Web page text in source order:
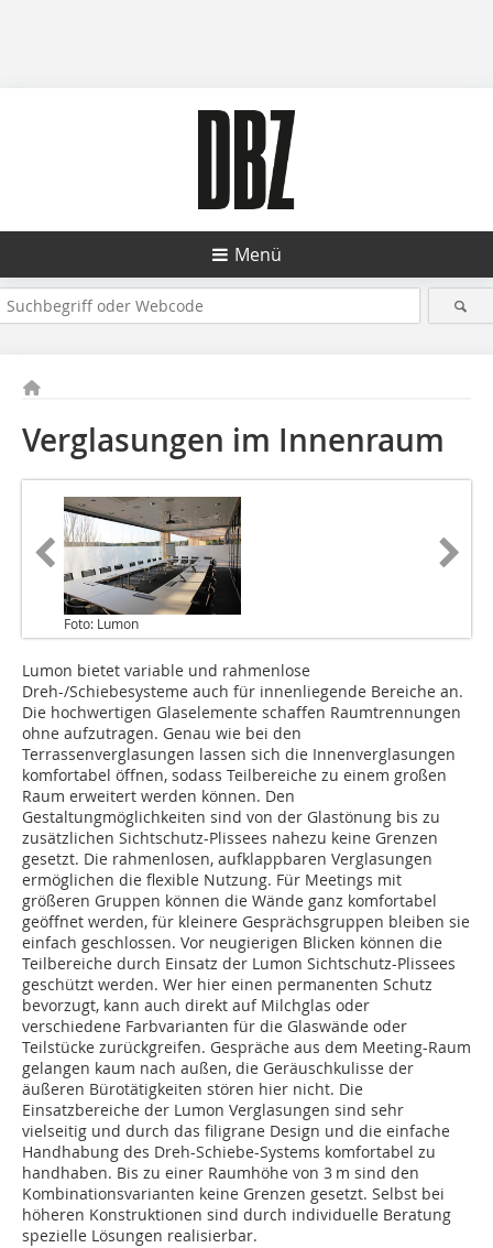
Menü
Verglasungen im Innenraum
Foto: Lumon
Lumon bietet variable und rahmenlose
Dreh-/Schiebesysteme auch für innenliegende Bereiche an.
Die hochwertigen Glaselemente schaffen Raumtrennungen
ohne aufzutragen. Genau wie bei den
Terrassenverglasungen lassen sich die Innenverglasungen
komfortabel öffnen, sodass Teilbereiche zu einem großen
Raum erweitert werden können. Den
Gestaltungmöglichkeiten sind von der Glastönung bis zu
zusätzlichen Sichtschutz-Plissees nahezu keine Grenzen
gesetzt. Die rahmenlosen, aufklappbaren Verglasungen
ermöglichen die flexible Nutzung. Für Meetings mit
größeren Gruppen können die Wände ganz komfortabel
geöffnet werden, für kleinere Gesprächsgruppen bleiben sie
einfach geschlossen. Vor neugierigen Blicken können die
Teilbereiche durch Einsatz der Lumon Sichtschutz-Plissees
geschützt werden. Wer hier einen permanenten Schutz
bevorzugt, kann auch direkt auf Milchglas oder
verschiedene Farbvarianten für die Glaswände oder
Teilstücke zurückgreifen. Gespräche aus dem Meeting-Raum
gelangen kaum nach außen, die Geräuschkulisse der
äußeren Bürotätigkeiten stören hier nicht. Die
Einsatzbereiche der Lumon Verglasungen sind sehr
vielseitig und durch das filigrane Design und die einfache
Handhabung des Dreh-Schiebe-Systems komfortabel zu
handhaben. Bis zu einer Raumhöhe von 3 m sind den
Kombinationsvarianten keine Grenzen gesetzt. Selbst bei
höheren Konstruktionen sind durch individuelle Beratung
spezielle Lösungen realisierbar.